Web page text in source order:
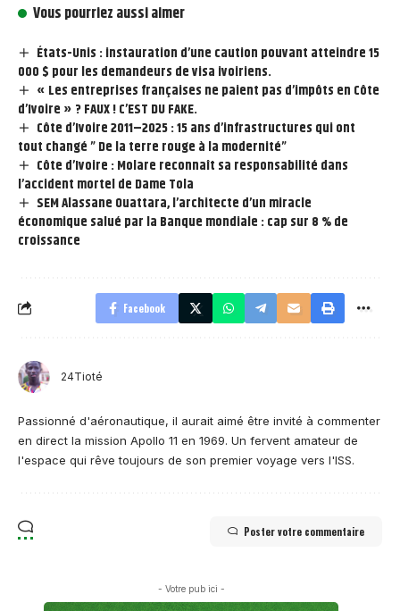
Vous pourriez aussi aimer
États-Unis : instauration d’une caution pouvant atteindre 15
000 $ pour les demandeurs de visa ivoiriens.
« Les entreprises françaises ne paient pas d’impôts en Côte
d’Ivoire » ? FAUX ! C’EST DU FAKE.
Côte d’Ivoire 2011–2025 : 15 ans d’infrastructures qui ont
tout changé ” De la terre rouge à la modernité”
Côte d’Ivoire : Molare reconnaît sa responsabilité dans
l’accident mortel de Dame Tola
SEM Alassane Ouattara, l’architecte d’un miracle
économique salué par la Banque mondiale : cap sur 8 % de
croissance
Facebook
24Tioté
Passionné d'aéronautique, il aurait aimé être invité à commenter
en direct la mission Apollo 11 en 1969. Un fervent amateur de
l'espace qui rêve toujours de son premier voyage vers l'ISS.
Poster votre commentaire
- Votre pub ici -